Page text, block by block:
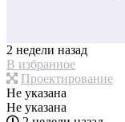
2 недели назад
В избранное
Проектирование
Не указана
Не указана